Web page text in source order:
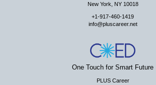
New York, NY 10018
+1-917-460-1419
info@pluscareer.net
One Touch for Smart Future
PLUS Career